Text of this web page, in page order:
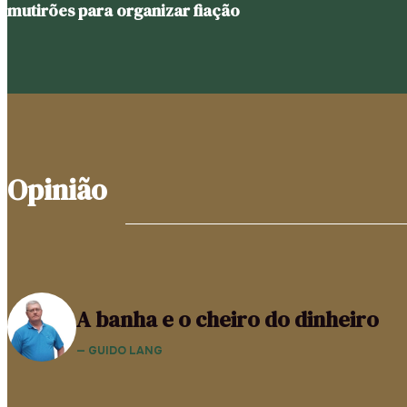
mutirões para organizar fiação
Opinião
A banha e o cheiro do dinheiro
— GUIDO LANG